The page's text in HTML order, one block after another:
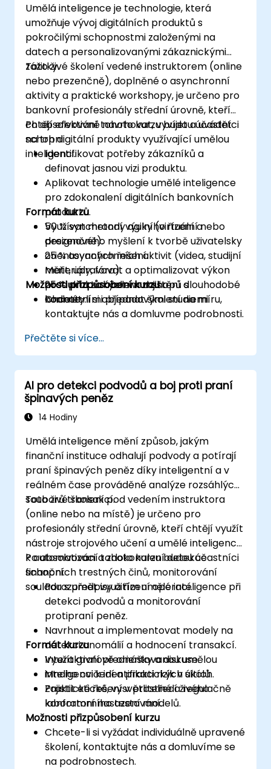
Umělá inteligence je technologie, která
umožňuje vývoj digitálních produktů s
pokročilými schopnostmi založenými na
datech a personalizovanými zákaznickými
zážitky.
Toto živé školení vedené instruktorem (online
nebo prezenčně), doplněné o asynchronní
aktivity a praktické workshopy, je určeno pro
bankovní profesionály střední úrovně, kteří
chtějí efektivně navrhovat, vyvíjet a uvádět
na trh digitální produkty využívající umělou
inteligenci.
Po absolvování tohoto kurzu budou účastníci
schopni:
Identifikovat potřeby zákazníků a
definovat jasnou vizi produktu.
Aplikovat technologie umělé inteligence
pro zdokonalení digitálních bankovních
produktů.
Využívat metody agilního řízení a
designového myšlení k tvorbě uživatelsky
orientovaných řešení.
Měřit, upravovat a optimalizovat výkon
produktu za účelem zajištění dlouhodobé
hodnoty.
Formát kurzu
50 % synchronní výuky (virtuální nebo
prezenčně).
25 % asynchronních aktivit (videa, studijní
materiály, fóra).
25 % praktických workshopů s
konkrétními případovými studiemi.
Možnosti přizpůsobení kurzu
Chcete-li si objednat školení na míru,
kontaktujte nás a domluvme podrobnosti.
Přečtěte si více...
AI pro detekci podvodů a boj proti praní
špinavých peněz
14 Hodiny
Umělá inteligence mění způsob, jakým
finanční instituce odhalují podvody a potírají
praní špinavých peněz díky inteligentní a v
reálném čase prováděné analýze rozsáhlých
souborů transakcí.
Toto živé školení pod vedením instruktora
(online nebo na místě) je určeno pro
profesionály střední úrovně, kteří chtějí využít
nástroje strojového učení a umělé inteligence
k automatizaci a zdokonalení detekce
finančních trestných činů, monitorování
souladu s předpisy a řízení operací.
Po absolvování tohoto kurzu budou účastníci
schopni:
Porozumět využitím umělé inteligence při
detekci podvodů a monitorování
protipraní peněz.
Navrhnout a implementovat modely na
detekci anomálií a hodnocení transakcí.
Využít grafově orientovanou umělou
inteligenci k identifikaci rizik v sítích.
Zajistit etické, vysvětlitelné a regulačně
konformní nasazení modelů.
Formát kurzu
Interaktivní přednášky a diskuse.
Mnoho cvičení a praktických úkolů.
Praktické řešení v prostředí živého
laboratorního testování.
Možnosti přizpůsobení kurzu
Chcete-li si vyžádat individuálně upravené
školení, kontaktujte nás a domluvíme se
na podrobnostech.